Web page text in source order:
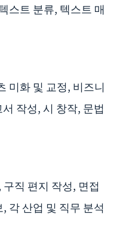
스트 분류, 텍스트 매
미화 및 교정, 비즈니
작성, 시 창작, 문법
직 편지 작성, 면접
각 산업 및 직무 분석